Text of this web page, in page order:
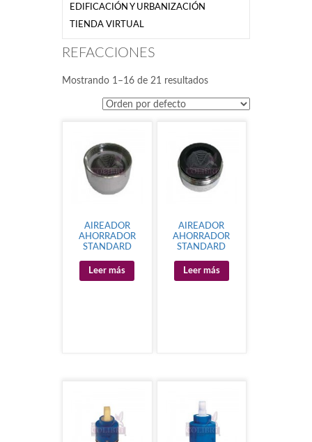
EDIFICACIÓN Y URBANIZACIÓN
TIENDA VIRTUAL
REFACCIONES
Mostrando 1–16 de 21 resultados
AIREADOR
AHORRADOR
STANDARD
Leer más
AIREADOR
AHORRADOR
STANDARD
Leer más